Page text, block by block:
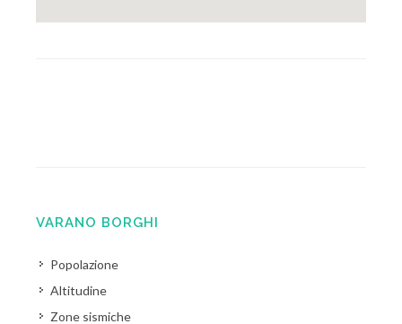
VARANO BORGHI
Popolazione
Altitudine
Zone sismiche